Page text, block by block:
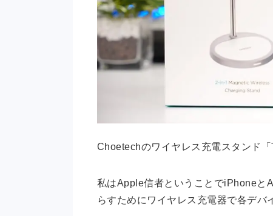
Choetechのワイヤレス充電スタンド
私はApple信者ということでiPhoneと
らすためにワイヤレス充電器で各デバ